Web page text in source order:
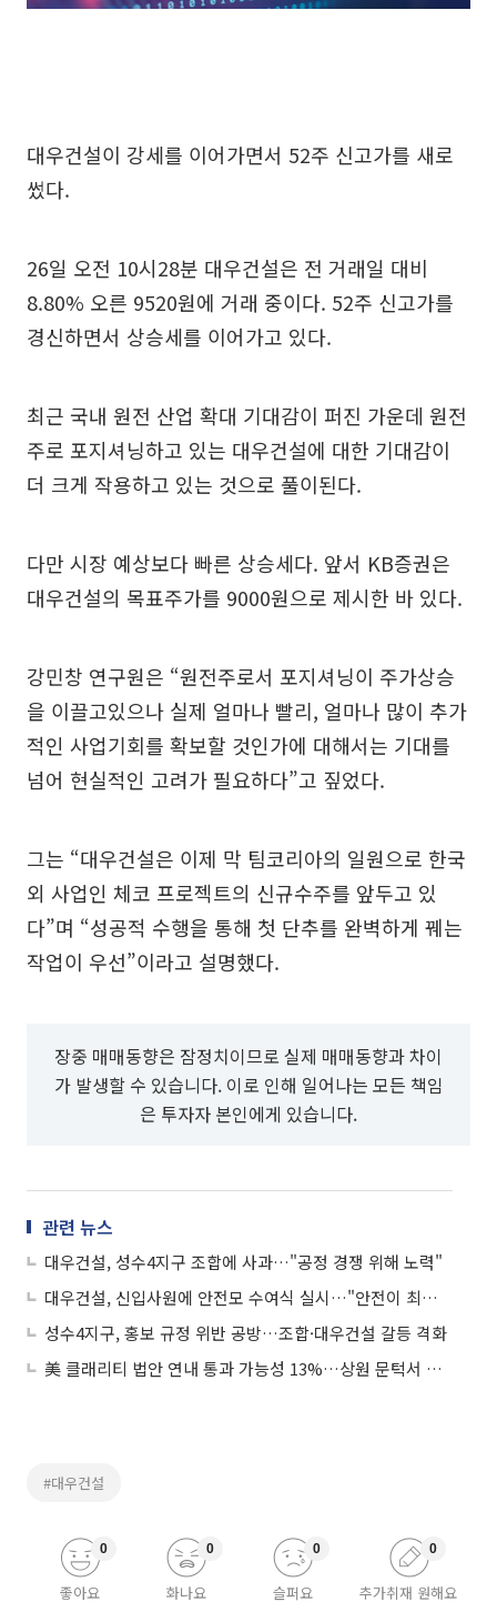
대우건설이 강세를 이어가면서 52주 신고가를 새로
썼다.
26일 오전 10시28분 대우건설은 전 거래일 대비
8.80% 오른 9520원에 거래 중이다. 52주 신고가를
경신하면서 상승세를 이어가고 있다.
최근 국내 원전 산업 확대 기대감이 퍼진 가운데 원전
주로 포지셔닝하고 있는 대우건설에 대한 기대감이
더 크게 작용하고 있는 것으로 풀이된다.
다만 시장 예상보다 빠른 상승세다. 앞서 KB증권은
대우건설의 목표주가를 9000원으로 제시한 바 있다.
강민창 연구원은 “원전주로서 포지셔닝이 주가상승
을 이끌고있으나 실제 얼마나 빨리, 얼마나 많이 추가
적인 사업기회를 확보할 것인가에 대해서는 기대를
넘어 현실적인 고려가 필요하다”고 짚었다.
그는 “대우건설은 이제 막 팀코리아의 일원으로 한국
외 사업인 체코 프로젝트의 신규수주를 앞두고 있
다”며 “성공적 수행을 통해 첫 단추를 완벽하게 꿰는
작업이 우선”이라고 설명했다.
장중 매매동향은 잠정치이므로 실제 매매동향과 차이
가 발생할 수 있습니다. 이로 인해 일어나는 모든 책임
은 투자자 본인에게 있습니다.
관련 뉴스
대우건설, 성수4지구 조합에 사과…"공정 경쟁 위해 노력"
대우건설, 신입사원에 안전모 수여식 실시…"안전이 최우선 가치"
성수4지구, 홍보 규정 위반 공방…조합·대우건설 갈등 격화
美 클래리티 법안 연내 통과 가능성 13%…상원 문턱서 제동
#대우건설
좋아요
0
화나요
0
슬퍼요
0
추가취재 원해요
0